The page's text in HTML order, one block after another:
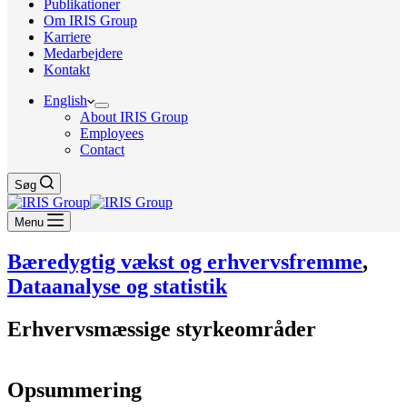
Publikationer
Om IRIS Group
Karriere
Medarbejdere
Kontakt
English
About IRIS Group
Employees
Contact
Søg
Menu
Bæredygtig vækst og erhvervsfremme,
Dataanalyse og statistik
Erhvervsmæssige styrkeområder
Opsummering